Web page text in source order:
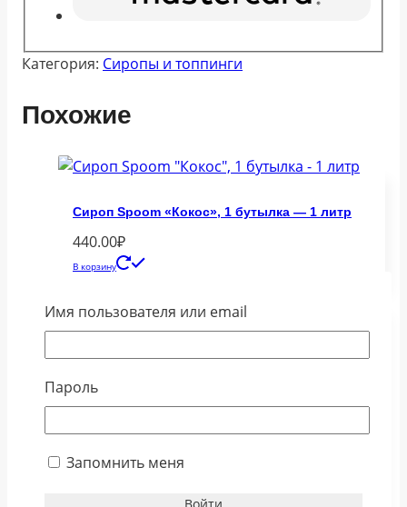
Категория: Сиропы и топпинги
Похожие
Сироп Spoom «Кокос», 1 бутылка — 1 литр
440.00₽
В корзину
Имя пользователя или email
Пароль
Запомнить меня